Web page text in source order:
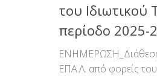
του Ιδιωτικού
περίοδο 2025-
ΕΠΑ.Λ. από φορείς